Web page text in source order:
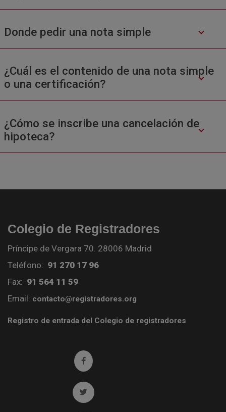
Donde pedir una nota simple
¿Cuál es el contenido de una nota simple
o una certificación?
¿Cómo se inscribe una cancelación de
hipoteca?
Colegio de Registradores
Príncipe de Vergara 70. 28006 Madrid
Teléfono: 91 270 17 96
Fax: 91 564 11 59
Email: contacto@registradores.org
Registro de entrada del Colegio de registradores
Ir a facebook (abre en ventana nueva)
Ir a twitter (abre en ventana nueva)